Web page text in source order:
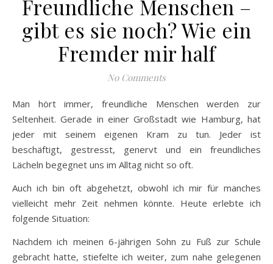
Freundliche Menschen –
gibt es sie noch? Wie ein
Fremder mir half
No Comments
Man hört immer, freundliche Menschen werden zur
Seltenheit. Gerade in einer Großstadt wie Hamburg, hat
jeder mit seinem eigenen Kram zu tun. Jeder ist
beschäftigt, gestresst, genervt und ein freundliches
Lächeln begegnet uns im Alltag nicht so oft.
Auch ich bin oft abgehetzt, obwohl ich mir für manches
vielleicht mehr Zeit nehmen könnte. Heute erlebte ich
folgende Situation:
Nachdem ich meinen 6-jährigen Sohn zu Fuß zur Schule
gebracht hatte, stiefelte ich weiter, zum nahe gelegenen